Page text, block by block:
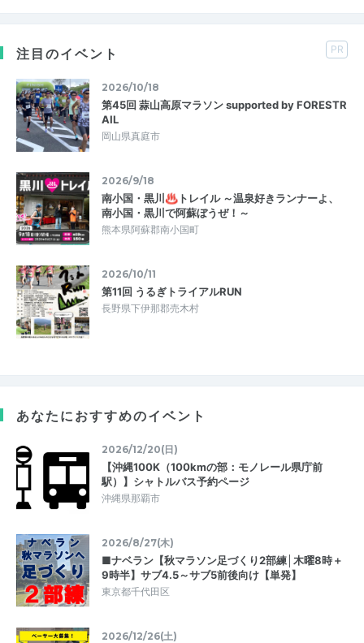
注目のイベント PR
2026/10/18
第45回 蒜山高原マラソン supported by FORESTR
AIL
岡山県真庭市
2026/9/18
南小国・黒川♨トレイル ～温泉好きランナーよ、
南小国・黒川で阿蘇ぼうぜ！～
熊本県阿蘇郡南小国町
2026/10/11
第11回 うるぎトライアルRUN
長野県下伊那郡売木村
あなたにおすすめのイベント
2026/12/20(日)
【沖縄100K（100kmの部：モノレール県庁前
駅）】シャトルバス予約ページ
沖縄県那覇市
2026/8/27(木)
■ナベラン【秋マラソン足づくり2部練│木曜8時＋
9時半】サブ4.5～サブ5前後向け【単発】
東京都千代田区
2026/12/26(土)